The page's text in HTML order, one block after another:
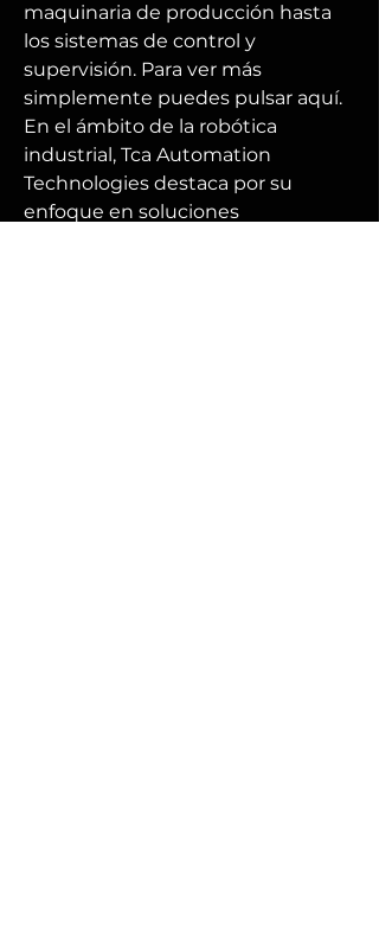
maquinaria de producción hasta
los sistemas de control y
supervisión. Para ver más
simplemente puedes pulsar aquí.
En el ámbito de la robótica
industrial, Tca Automation
Technologies destaca por su
enfoque en soluciones